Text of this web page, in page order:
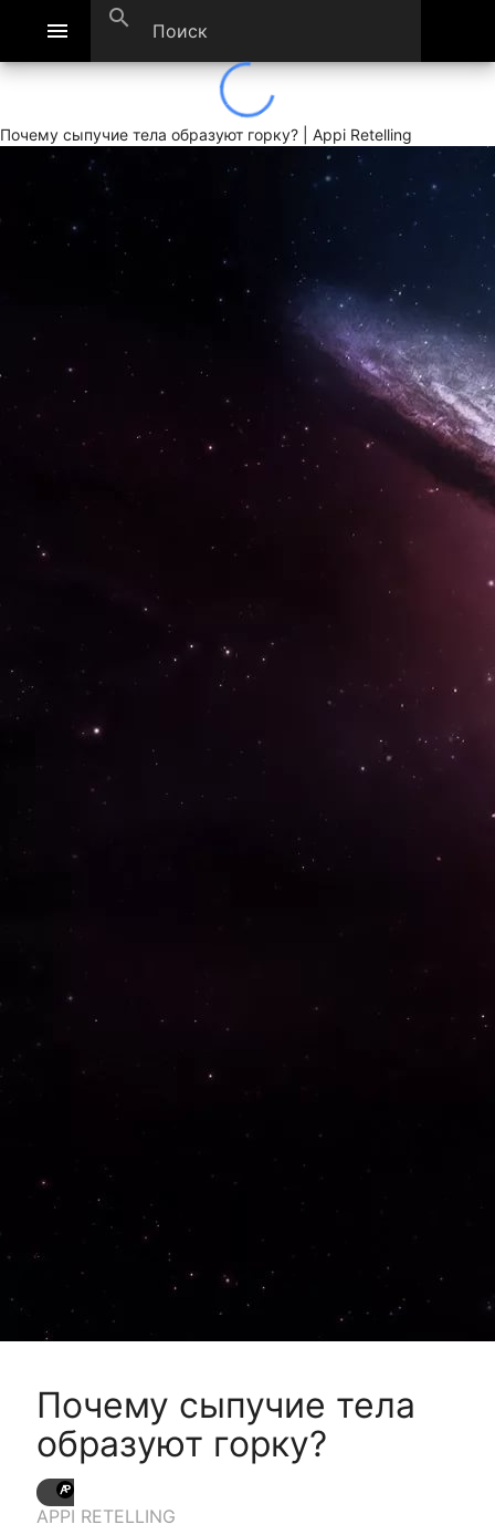
menu search
Почему сыпучие тела образуют горку? | Appi Retelling
Почему сыпучие тела
образуют горку?
APPI RETELLING